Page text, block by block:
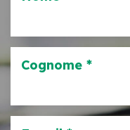
Cognome *